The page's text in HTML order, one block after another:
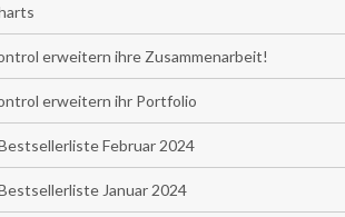
erweitern ihre Zusammenarbeit!
erweitern ihr Portfolio
Februar 2024
Januar 2024